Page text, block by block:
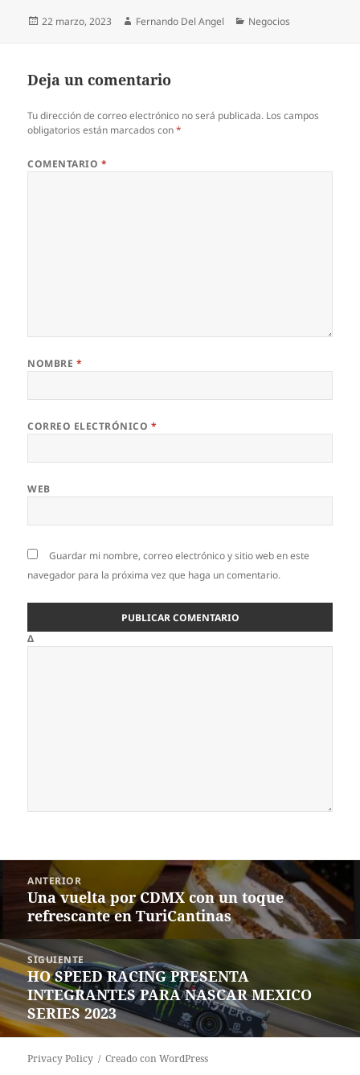
Publicado
22 marzo, 2023 Autor
Fernando Del Angel Categorías
Negocios
Deja un comentario
Tu dirección de correo electrónico no será publicada. Los campos
obligatorios están marcados con*
COMENTARIO *
NOMBRE *
CORREO ELECTRÓNICO *
WEB
Guardar mi nombre, correo electrónico y sitio web en este
navegador para la próxima vez que haga un comentario.
Δ
Navegación
entradas
ANTERIOR
Entrada
anterior:
Una vuelta por CDMX con un toque
refrescante en TuriCantinas
SIGUIENTE
Siguiente
entrada:
HO SPEED RACING PRESENTA
INTEGRANTES PARA NASCAR MEXICO
SERIES 2023
Privacy Policy Creado con WordPress